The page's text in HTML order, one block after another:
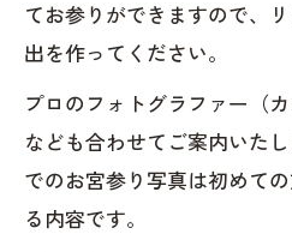
てお参りができますので、
出を作ってください。
プロのフォトグラファー（
なども合わせてご案内いた
でのお宮参り写真は初めて
る内容です。